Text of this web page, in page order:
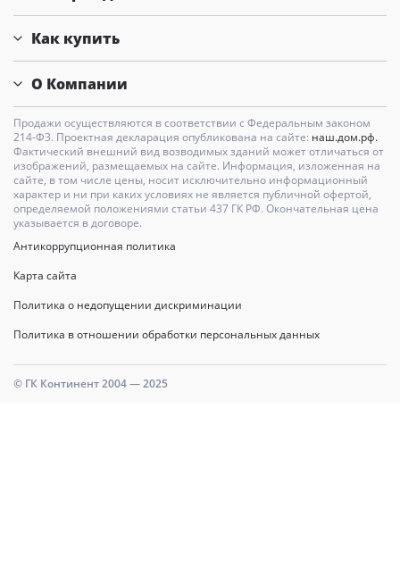
Как купить
О Компании
Продажи осуществляются в соответствии с Федеральным законом
214-Ф3. Проектная декларация опубликована на сайте: наш.дом.рф.
Фактический внешний вид возводимых зданий может отличаться от
изображений, размещаемых на сайте. Информация, изложенная на
сайте, в том числе цены, носит исключительно информационный
характер и ни при каких условиях не является публичной офертой,
определяемой положениями статьи 437 ГК РФ. Окончательная цена
указывается в договоре.
Антикоррупционная политика
Карта сайта
Политика о недопущении дискриминации
Политика в отношении обработки персональных данных
© ГК Континент 2004 — 2025